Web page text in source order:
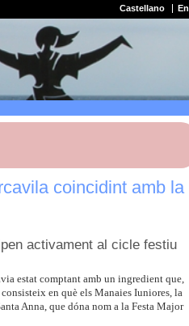
Castellano
coincidint amb la
activament al cicle festiu
estat comptant amb un ingredient que,
en què els Manaies Iuniores, la
Anna, que dóna nom a la Festa Major